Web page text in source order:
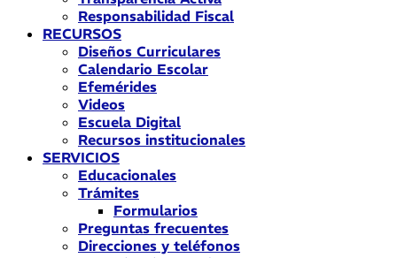
Responsabilidad Fiscal
RECURSOS
Diseños Curriculares
Calendario Escolar
Efemérides
Videos
Escuela Digital
Recursos institucionales
SERVICIOS
Educacionales
Trámites
Formularios
Preguntas frecuentes
Direcciones y teléfonos